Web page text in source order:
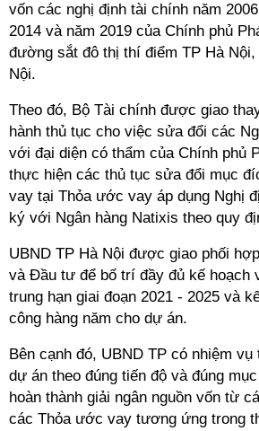
vốn các nghị định tài chính năm
2014 và năm 2019 của Chính phủ
đường sắt đô thị thí điểm TP Hà Nội,
Nội.
Theo đó, Bộ Tài chính được giao
hành thủ tục cho việc sửa đổi các
với đại diện có thẩm của Chính phủ
thực hiện các thủ tục sửa đổi mục
vay tại Thỏa ước vay áp dụng Nghị
ký với Ngân hàng Natixis theo quy
UBND TP Hà Nội được giao phối
và Đầu tư để bố trí đầy đủ kế hoạch
trung hạn giai đoạn 2021 - 2025 và
công hàng năm cho dự án.
Bên cạnh đó, UBND TP có nhiệm
dự án theo đúng tiến độ và đúng
hoàn thành giải ngân nguồn vốn từ
các Thỏa ước vay tương ứng trong